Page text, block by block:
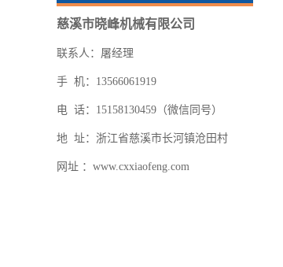
慈溪市晓峰机械有限公司
联系人：屠经理
手 机：13566061919
电 话： 15158130459（微信同号）
地 址：浙江省慈溪市长河镇沧田村
网址 ：www.cxxiaofeng.com